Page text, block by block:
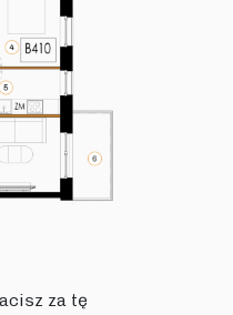
za tę